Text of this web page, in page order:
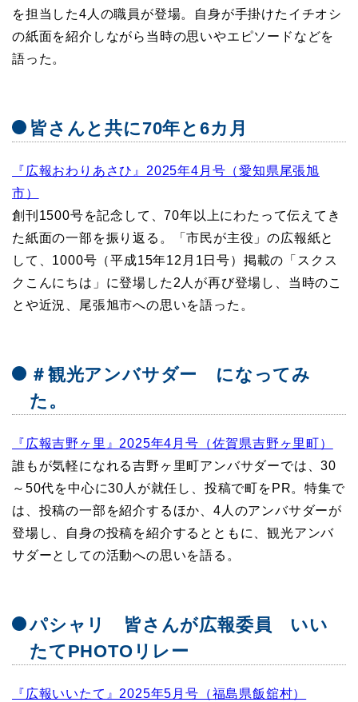
を担当した4人の職員が登場。自身が手掛けたイチオシ
の紙面を紹介しながら当時の思いやエピソードなどを
語った。
皆さんと共に70年と6カ月
『広報おわりあさひ』2025年4月号（愛知県尾張旭
市）
創刊1500号を記念して、70年以上にわたって伝えてき
た紙面の一部を振り返る。「市民が主役」の広報紙と
して、1000号（平成15年12月1日号）掲載の「スクス
クこんにちは」に登場した2人が再び登場し、当時のこ
とや近況、尾張旭市への思いを語った。
＃観光アンバサダー になってみ
た。
『広報吉野ヶ里』2025年4月号（佐賀県吉野ヶ里町）
誰もが気軽になれる吉野ヶ里町アンバサダーでは、30
～50代を中心に30人が就任し、投稿で町をPR。特集で
は、投稿の一部を紹介するほか、4人のアンバサダーが
登場し、自身の投稿を紹介するとともに、観光アンバ
サダーとしての活動への思いを語る。
パシャリ 皆さんが広報委員 いい
たてPHOTOリレー
『広報いいたて』2025年5月号（福島県飯舘村）